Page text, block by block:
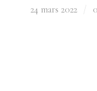
24 mars 2022